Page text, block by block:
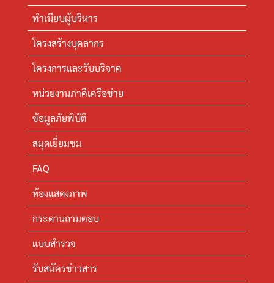
ทำเนียบผู้บริหาร
โครงสร้างบุคลากร
โครงการและรับบริจาค
หน่วยงานภาคีเครือข่าย
ข้อมูลภัยพิบัติ
สมุดเยี่ยมชม
FAQ
ห้องแสดงภาพ
กระดานถามตอบ
แบบสำรวจ
รับสมัครข่าวสาร